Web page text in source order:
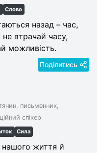
Слово
назад – час,
втрачай часу,
можливість.
Поділитись
письменник,
спікер
Сила
нашого життя й